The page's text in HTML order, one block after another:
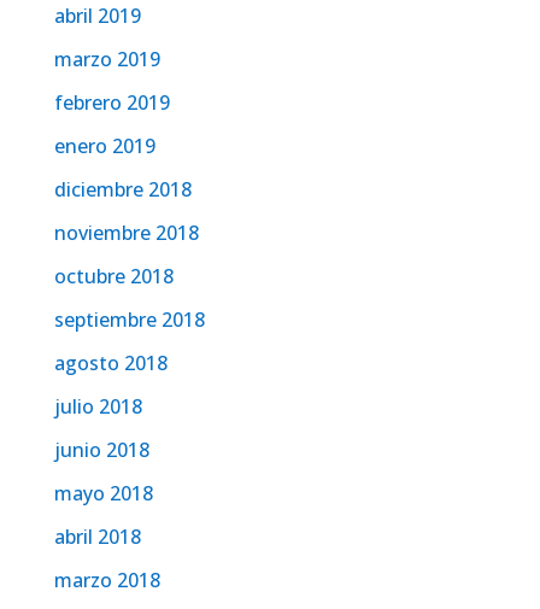
abril 2019
marzo 2019
febrero 2019
enero 2019
diciembre 2018
noviembre 2018
octubre 2018
septiembre 2018
agosto 2018
julio 2018
junio 2018
mayo 2018
abril 2018
marzo 2018